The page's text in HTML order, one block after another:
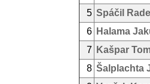
5 Spáčil
6 Halama
7
Kašpar
8 Šalplachta